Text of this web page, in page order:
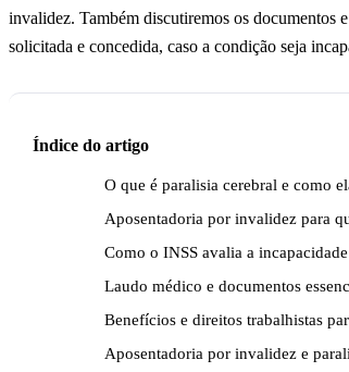
invalidez. Também discutiremos os documentos
solicitada e concedida, caso a condição seja
Índice do artigo
O que é paralisia cerebral e como
Aposentadoria por invalidez para
Como o INSS avalia a
Laudo médico e documentos
Benefícios e direitos trabalhistas
Aposentadoria por invalidez e